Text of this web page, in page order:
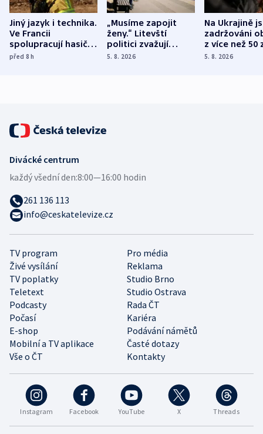
Jiný jazyk i technika.
Ve Francii
spolupracují hasiči z
různých zemí
před 8h
„Musíme zapojit
ženy.“ Litevští
politici zvažují
dohodu o
5. 8. 2026
Na Ukrajině
zadržováni
z více než 50
Bojovali na
5. 8. 2026
Instagram Facebook YouTube X Threads
TV program
Pro média
Živé vysílání
Reklama
TV poplatky
Studio Brno
Teletext
Studio Ostrava
Podcasty
Rada ČT
Počasí
Kariéra
E-shop
Podávání námětů
Mobilní a TV aplikace
Časté dotazy
Vše o ČT
Kontakty
Divácké centrum
každý všední den:8:00—16:00 hodin
261 136 113
info@ceskatelevize.cz